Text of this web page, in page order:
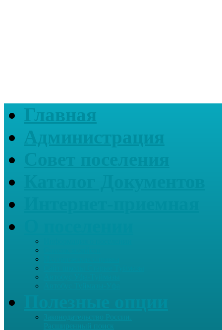
Главная
Администрация